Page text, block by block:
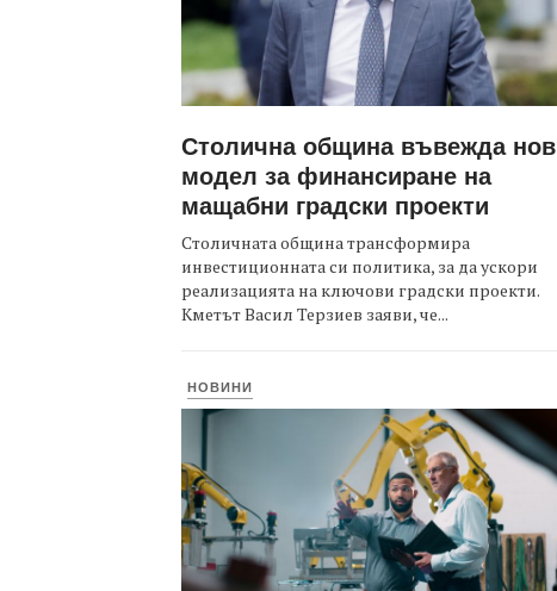
Столична община въвежда нов
модел за финансиране на
мащабни градски проекти
Столичната община трансформира
инвестиционната си политика, за да ускори
реализацията на ключови градски проекти.
Кметът Васил Терзиев заяви, че...
НОВИНИ